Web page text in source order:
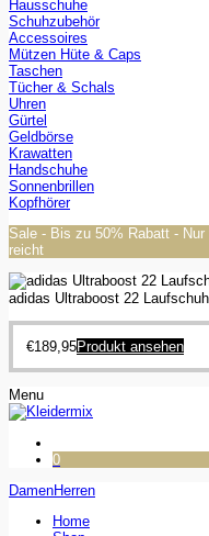
Hausschuhe
Schuhzubehör
Accessoires
Mützen Hüte & Caps
Taschen
Tücher & Schals
Uhren
Gürtel
Geldbörse
Krawatten
Handschuhe
Sonnenbrillen
Kopfhörer
Sale - Bis zu 50% Rabatt -
reicht
adidas Ultraboost 22
€189,95Produkt ansehen
Menu
0
DamenHerren
Home